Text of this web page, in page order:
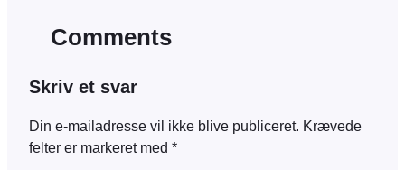
Comments
Skriv et svar
Din e-mailadresse vil ikke blive publiceret. Krævede
felter er markeret med *